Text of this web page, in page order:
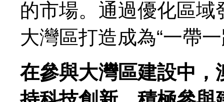
的市場。通過優化區
大灣區打造成為“一帶
在參與大灣區建設中